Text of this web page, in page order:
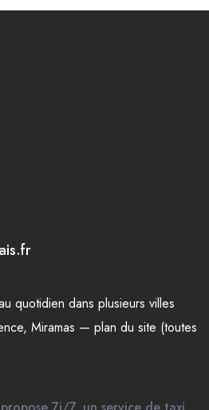
quotidien dans plusieurs villes
, Miramas — plan du site (toutes